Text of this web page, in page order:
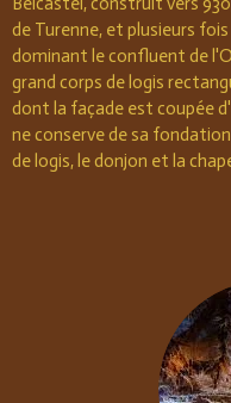
de Turenne, et plusieurs
dominant le confluent de
grand corps de logis
dont la façade est coupée
ne conserve de sa
de logis, le donjon et la